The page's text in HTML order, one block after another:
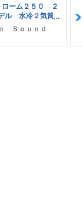
ローム２５０ ２
ル 水冷２気筒
ＬＥＤヘッド
準装備
Ｓｏｕｎｄ